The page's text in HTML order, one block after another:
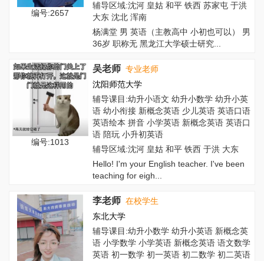
编号:2657
辅导区域:沈河 皇姑 和平 铁西 苏家屯 于洪
大东 沈北 浑南
杨满堂 男 英语（主教高中 小初也可以） 男
36岁 职称无 黑龙江大学硕士研究...
编号:1013
吴老师 专业老师
沈阳师范大学
辅导课目:幼升小语文 幼升小数学 幼升小英
语 幼小衔接 新概念英语 少儿英语 英语口语
英语绘本 拼音 小学英语 新概念英语 英语口
语 陪玩 小升初英语
辅导区域:沈河 皇姑 和平 铁西 于洪 大东
Hello! I'm your English teacher. I've been
teaching for eigh...
李老师 在校学生
东北大学
辅导课目:幼升小数学 幼升小英语 新概念英
语 小学数学 小学英语 新概念英语 语文数学
英语 初一数学 初一英语 初二数学 初二英语